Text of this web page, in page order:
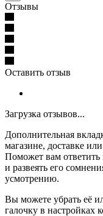
Отзывы
Оставить отзыв
Загрузка отзывов...
Дополнительная
магазине, доставке
Поможет вам
и развеять его
усмотрению.
Вы можете убрать её
галочку в настройках